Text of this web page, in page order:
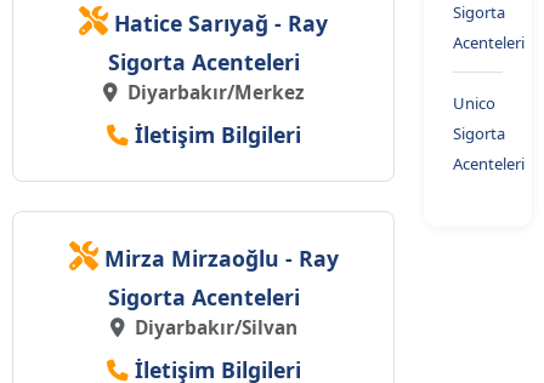
Hatice Sarıyağ - Ray
Sigorta Acenteleri
Diyarbakır/Merkez
İletişim Bilgileri
Mirza Mirzaoğlu - Ray
Sigorta Acenteleri
Diyarbakır/Silvan
İletişim Bilgileri
Sigorta
Acenteleri
Unico
Sigorta
Acenteleri